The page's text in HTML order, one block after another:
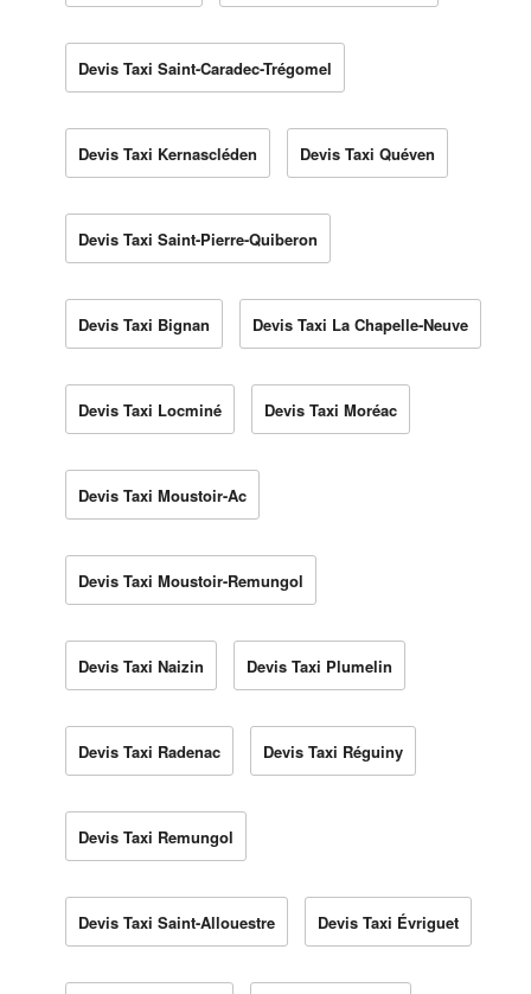
Devis Taxi Saint-Caradec-Trégomel
Devis Taxi Kernascléden Devis Taxi Quéven
Devis Taxi Saint-Pierre-Quiberon
Devis Taxi Bignan Devis Taxi La Chapelle-Neuve
Devis Taxi Locminé Devis Taxi Moréac
Devis Taxi Moustoir-Ac
Devis Taxi Moustoir-Remungol
Devis Taxi Naizin Devis Taxi Plumelin
Devis Taxi Radenac Devis Taxi Réguiny
Devis Taxi Remungol
Devis Taxi Saint-Allouestre Devis Taxi Évriguet